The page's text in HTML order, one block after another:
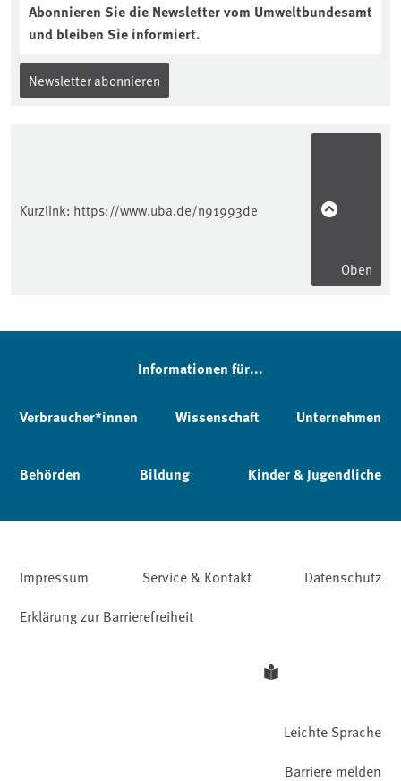
Abonnieren Sie die Newsletter vom Umweltbundesamt
und bleiben Sie informiert.
Newsletter abonnieren
Kurzlink: https://www.uba.de/n91993de
Oben
Informationen für...
Verbraucher*innen Wissenschaft Unternehmen
Behörden Bildung Kinder & Jugendliche
Impressum Service & Kontakt
Datenschutz
Erklärung zur Barrierefreiheit
Leichte Sprache
Barriere melden